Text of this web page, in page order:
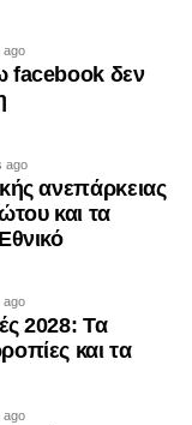
ago
facebook δεν
ago
ανεπάρκειας
και τα
ago
2028: Τα
και τα
ago